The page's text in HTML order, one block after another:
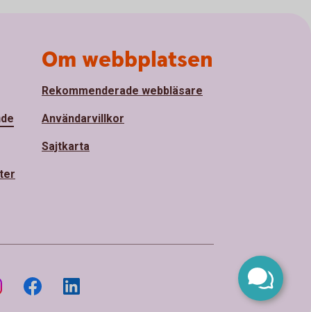
Om webbplatsen
Rekommenderade webbläsare
Användarvillkor
Sajtkarta